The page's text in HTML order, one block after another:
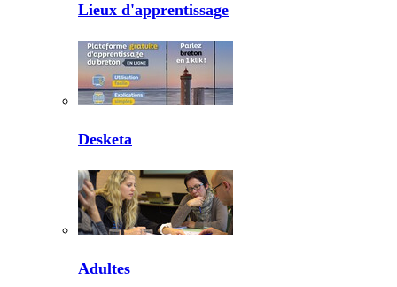
Lieux d'apprentissage
Desketa
Adultes